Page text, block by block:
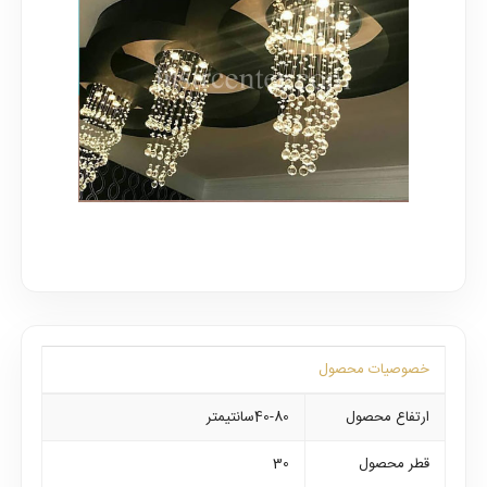
خصوصیات محصول
ارتفاع محصول
40-80سانتیمتر
قطر محصول
30